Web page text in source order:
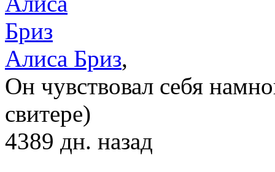
Алиса Бриз,
Он чувствовал себя
свитере)
4389 дн. назад